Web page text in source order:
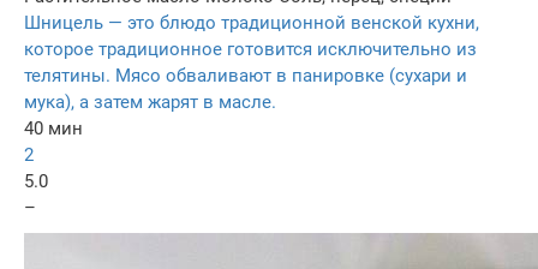
Шницель — это блюдо традиционной венской кухни,
которое традиционное готовится исключительно из
телятины. Мясо обваливают в панировке (сухари и
мука), а затем жарят в масле.
40 мин
2
5.0
–